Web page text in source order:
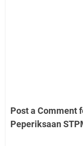
Post a Comment
Peperiksaan